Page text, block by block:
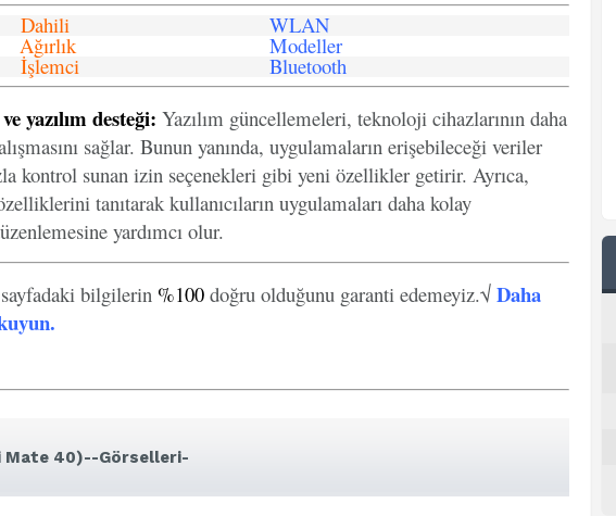
Dahili WLAN
Ağırlık Modeller
İşlemci Bluetooth
yazılım desteği: Yazılım güncellemeleri, teknoloji cihazlarının daha
sağlar. Bunun yanında, uygulamaların erişebileceği veriler
kontrol sunan izin seçenekleri gibi yeni özellikler getirir. Ayrıca,
tanıtarak kullanıcıların uygulamaları daha kolay
yardımcı olur.
bilgilerin %100 doğru olduğunu garanti edemeyiz.√ Daha
.
Mate 40)--Görselleri-